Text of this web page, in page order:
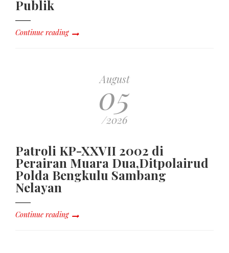
Publik
Continue reading
August
05
/2026
Patroli KP-XXVII 2002 di
Perairan Muara Dua,Ditpolairud
Polda Bengkulu Sambang
Nelayan
Continue reading